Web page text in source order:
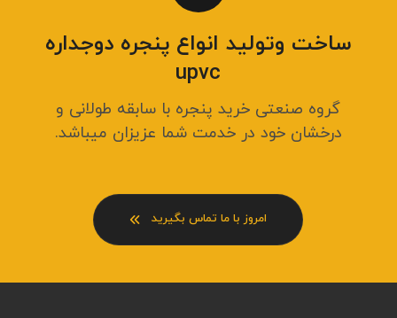
ساخت وتولید انواع پنجره دوجداره
upvc
گروه صنعتی خرید پنجره با سابقه طولانی و
درخشان خود در خدمت شما عزیزان میباشد.
امروز با ما تماس بگیرید